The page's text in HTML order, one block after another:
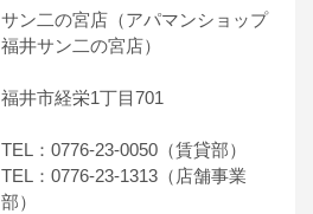
サン二の宮店（アパマンショップ
福井サン二の宮店）
福井市経栄1丁目701
TEL：0776-23-0050（賃貸部）
TEL：0776-23-1313（店舗事業
部）